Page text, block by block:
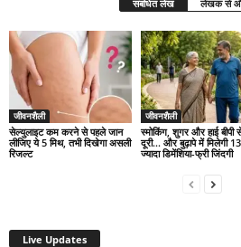
संबंधित लेख लेखक से
जीवनशैली
सेल्युलाइट कम करने से पहले जान
लीजिए ये 5 मिथ, तभी दिखेगा असली
रिजल्ट
जीवनशैली
स्मोकिंग, शुगर और हाई बीपी
दूरी… और बुढ़ापे में मिलेगी
ज्यादा डिमेंशिया-फ्री जिंदगी
Live Updates